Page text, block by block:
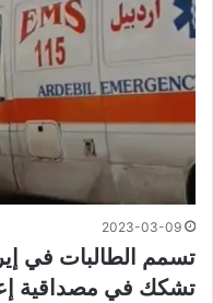
2023-03-09
تسمم الطالبات في
تشكك في مصداقية